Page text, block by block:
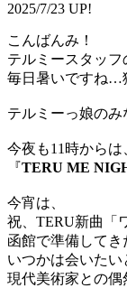
2025/7/23 UP!
こんばんみ！
テルミースタッフ
毎日暑いですね
テルミーっ娘のみ
今夜も11時からは
『TERU ME
今宵は、
祝、TERU新曲「
函館で準備してき
いつかは会いた
現代美術家との偶